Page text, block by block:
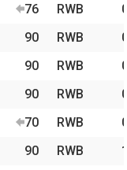
76 RWB
90 RWB
90 RWB
90 RWB
70 RWB
90 RWB